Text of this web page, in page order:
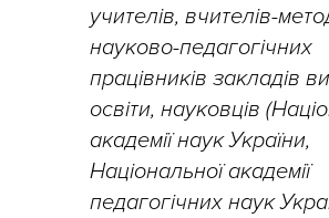
учителів, вчителів-
науково-педагогічних
працівників закладів
освіти, науковців
академії наук України,
Національної академії
педагогічних наук